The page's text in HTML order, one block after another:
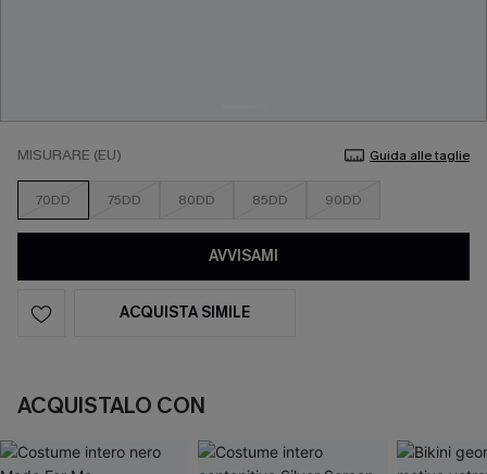
MISURARE (EU) Guida alle taglie
70DD 75DD 80DD 85DD 90DD
AVVISAMI
ACQUISTA SIMILE
ACQUISTALO CON